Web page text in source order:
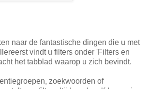
naar de fantastische dingen die u met
vindt u filters onder 'Filters en
het tabblad waarop u zich bevindt.
zoekwoorden of